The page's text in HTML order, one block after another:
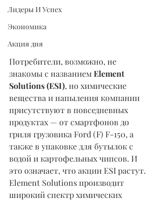
Лидеры И Успех
Экономика
Акция дня
Потребители, возможно, не
знакомы с названием Element
Solutions (ESI), но химические
вещества и напыления компании
присутствуют в повседневных
продуктах — от смартфонов до
гриля грузовика Ford (F) F-150, а
также в упаковке для бутылок с
водой и картофельных чипсов. И
это означает, что акции ESI растут.
Element Solutions производит
широкий спектр химических